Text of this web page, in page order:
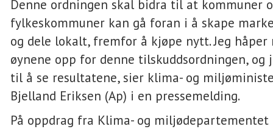
Denne ordningen skal bidra til at kommuner
fylkeskommuner kan gå foran i å skape
og dele lokalt, fremfor å kjøpe nytt. Jeg håper
øynene opp for denne tilskuddsordningen, og
til å se resultatene, sier klima- og
Bjelland Eriksen (Ap) i en pressemelding.
På oppdrag fra Klima- og miljødepartementet